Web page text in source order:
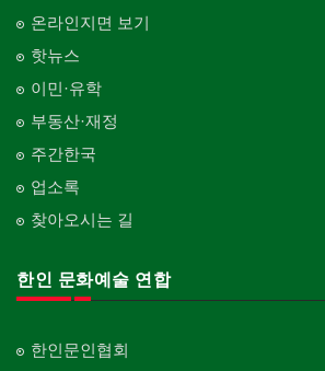
온라인지면 보기
핫뉴스
이민·유학
부동산·재정
주간한국
업소록
찾아오시는 길
한인 문화예술 연합
한인문인협회